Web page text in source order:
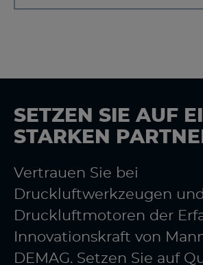
SETZEN SIE AUF
STARKEN
Vertrauen Sie bei
Druckluftwerkzeugen und
Druckluftmotoren der
Innovationskraft von
DEMAG. Setzen Sie auf